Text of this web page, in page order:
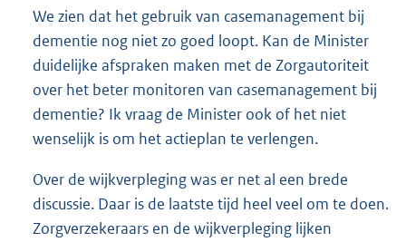
We zien dat het gebruik van casemanagement bij
dementie nog niet zo goed loopt. Kan de Minister
duidelijke afspraken maken met de Zorgautoriteit
over het beter monitoren van casemanagement bij
dementie? Ik vraag de Minister ook of het niet
wenselijk is om het actieplan te verlengen.
Over de wijkverpleging was er net al een brede
discussie. Daar is de laatste tijd heel veel om te doen.
Zorgverzekeraars en de wijkverpleging lijken